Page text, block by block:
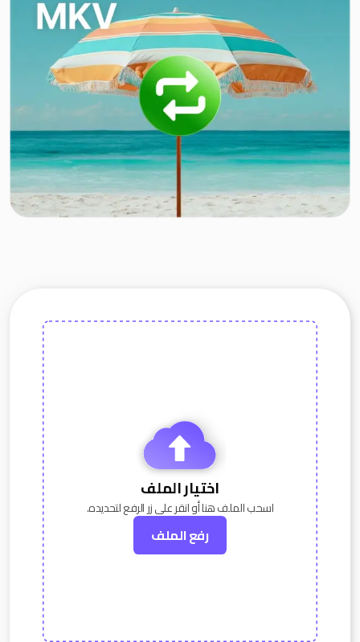
اختيار الملف
اسحب الملف هنا أو انقر على زر الرفع لتحديده.
رفع الملف